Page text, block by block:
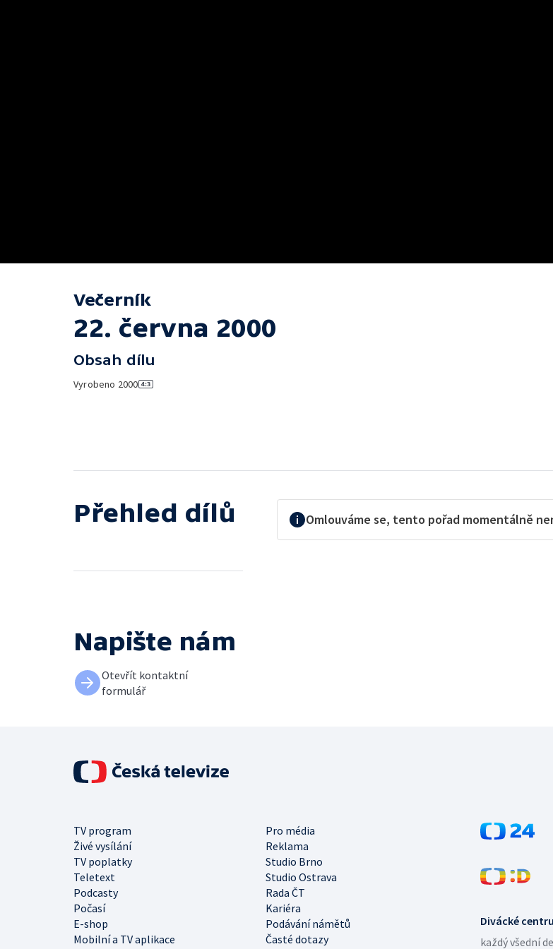
Večerník
22. června 2000
Obsah dílu
Vyrobeno 2000
Přehled dílů Omlouváme se, tento pořad momentálně
Napište nám
Otevřít kontaktní
formulář
Divácké
každý všední
TV program
Pro média
Živé vysílání
Reklama
TV poplatky
Studio Brno
Teletext
Studio Ostrava
Podcasty
Rada ČT
Počasí
Kariéra
E-shop
Podávání námětů
Mobilní a TV aplikace
Časté dotazy